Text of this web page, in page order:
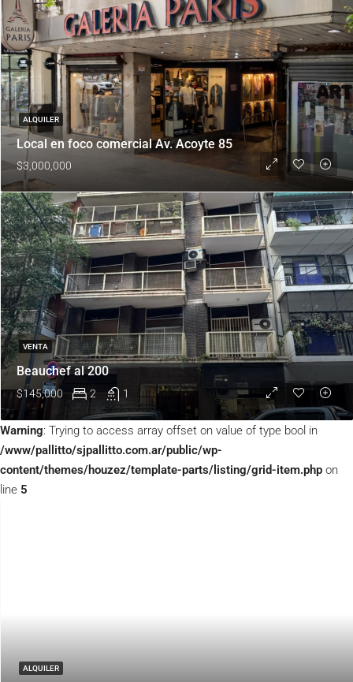
ALQUILER
Local en foco comercial Av. Acoyte 85
$3,000,000
VENTA
Beauchef al 200
$145,000 2 1
Warning: Trying to access array offset on value of type bool in
/www/pallitto/sjpallitto.com.ar/public/wp-
content/themes/houzez/template-parts/listing/grid-item.php on
line 5
ALQUILER